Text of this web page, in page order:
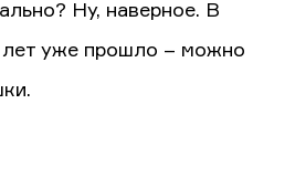
Ну, наверное. В
лет уже прошло – можно